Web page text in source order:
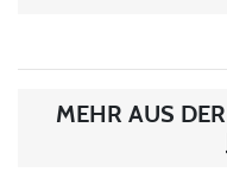
MEHR AUS